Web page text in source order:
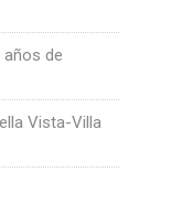
de
Vista-Villa